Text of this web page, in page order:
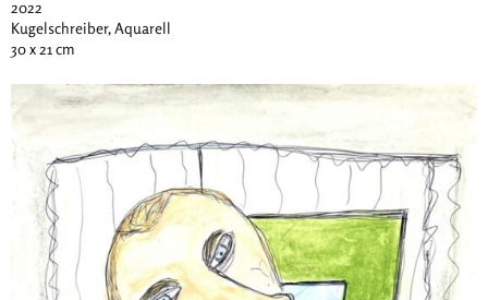
2022
Kugelschreiber, Aquarell
30 x 21 cm